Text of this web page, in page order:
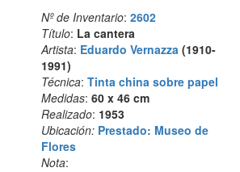
Nº de Inventario: 2602
Título: La cantera
Artista: Eduardo Vernazza(1910-
1991)
Técnica: Tinta china sobre papel
Medidas: 60 x 46 cm
Realizado: 1953
Ubicación: Prestado: Museo de
Flores
Nota: